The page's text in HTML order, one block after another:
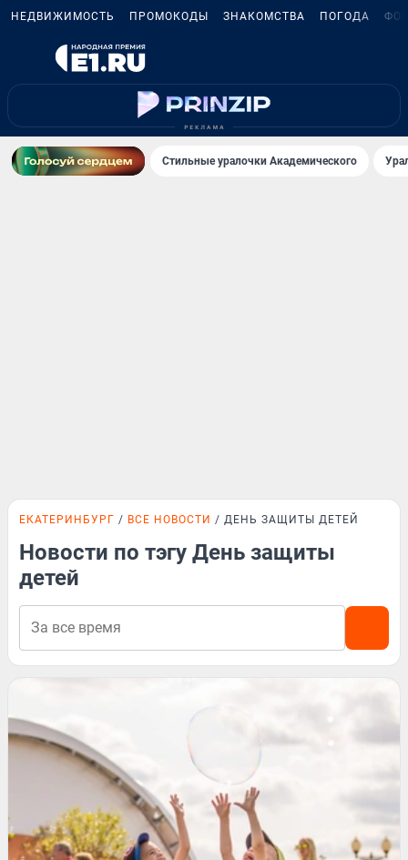
НЕДВИЖИМОСТЬ ПРОМОКОДЫ ЗНАКОМСТВА ПОГОДА
Стильные уралочки Академического
ЕКАТЕРИНБУРГ ВСЕ НОВОСТИ ДЕНЬ ЗАЩИТЫ ДЕТЕЙ
Новости по тэгу День защиты
детей